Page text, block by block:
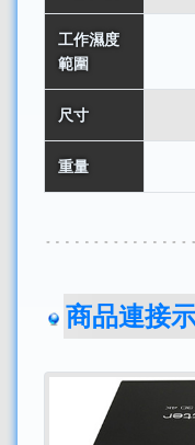
工作濕度
範圍
尺寸
重量
商品連接